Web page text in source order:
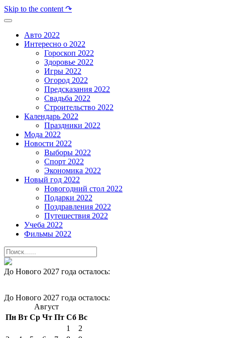
Skip to the content ↷
Авто 2022
Интересно о 2022
Гороскоп 2022
Здоровье 2022
Игры 2022
Огород 2022
Предсказания 2022
Свадьба 2022
Строительство 2022
Календарь 2022
Праздники 2022
Мода 2022
Новости 2022
Выборы 2022
Спорт 2022
Экономика 2022
Новый год 2022
Новогодний стол 2022
Подарки 2022
Поздравления 2022
Путешествия 2022
Учеба 2022
Фильмы 2022
До Нового 2027 года осталось:
До Нового 2027 года осталось:
Август
Пн Вт Ср Чт Пт Сб Вс
1
2